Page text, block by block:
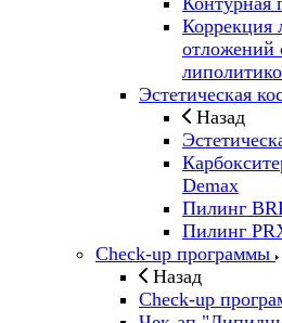
Коррекция
Эстетическая
Назад
Demax
Пилинг
Пилинг
Check-up программы
Назад
Check-up